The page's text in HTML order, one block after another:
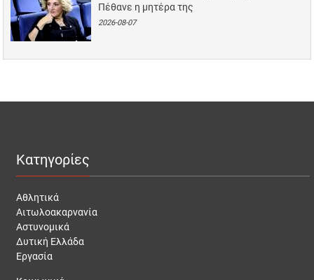
Πέθανε η μητέρα της
2026-08-07
Κατηγορίες
Αθλητικά
Αιτωλοακαρνανία
Αστυνομικά
Δυτική Ελλάδα
Εργασία